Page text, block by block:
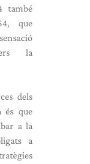
també
que
la
dels
és que
a la
a